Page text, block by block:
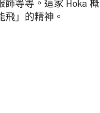
飾等等。這家 Hoka
飛」的精神。